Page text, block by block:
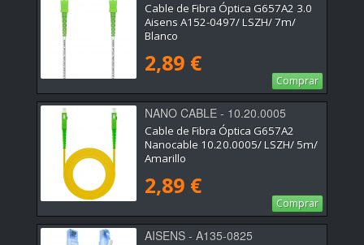
Cable de Fibra Óptica G657A2 3.0
Aisens A152-0497/ LSZH/ 7m/
Blanco
2,89 €
Comprar
NANO CABLE - 10.20.0005
Cable de Fibra Óptica G657A2
Nanocable 10.20.0005/ LSZH/ 5m/
Amarillo
2,89 €
Comprar
AISENS - A135-0825